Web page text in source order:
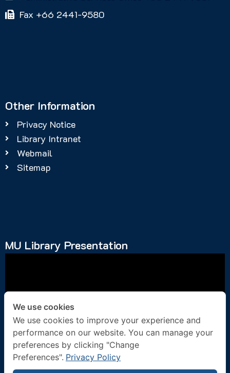
Fax +66 2441-9580
Other Information
Privacy Notice
Library Intranet
Webmail
Sitemap
MU Library Presentation
Social Media
We use cookies
We use cookies to improve your experience and
performance on our website. You can manage your
preferences by clicking "Change
Preferences". Privacy Policy